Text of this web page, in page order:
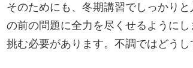
そのためにも、冬期講習でしっかり
の前の問題に全力を尽くせるように
挑む必要があります。不調ではどうし